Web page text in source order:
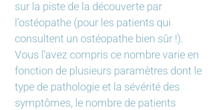
sur la piste de la découverte par
l’ostéopathe (pour les patients qui
consultent un ostéopathe bien sûr !).
Vous l’avez compris ce nombre varie en
fonction de plusieurs paramètres dont le
type de pathologie et la sévérité des
symptômes, le nombre de patients